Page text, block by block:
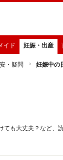
イド 妊娠・出産
・疑問 妊娠中の
も大丈夫？など、